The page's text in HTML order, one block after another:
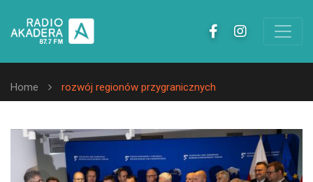
Home rozwój regionów przygranicznych